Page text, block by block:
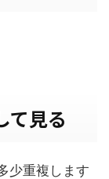
て見る
少重複します